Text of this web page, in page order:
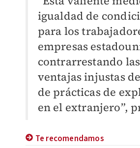
igualdad de
para los
empresas
contrarrestando las
ventajas injustas
de prácticas de
en el extranjero”,
Te recomendamos